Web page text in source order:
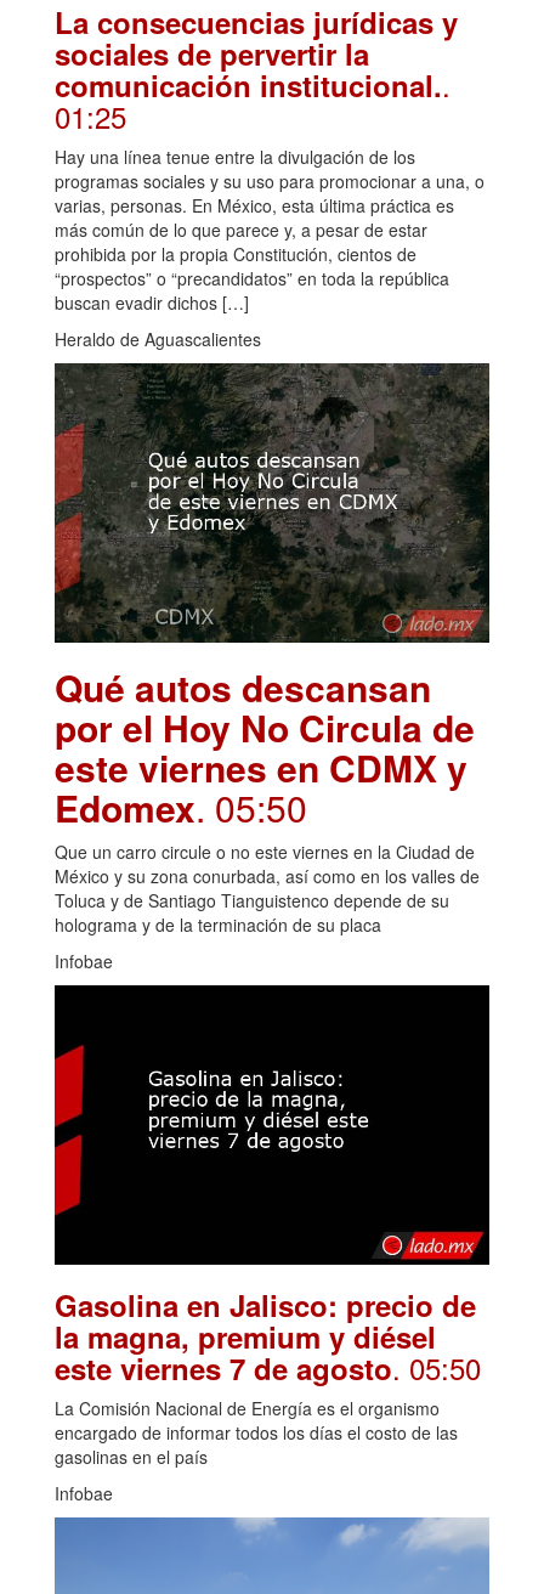
La consecuencias jurídicas y
sociales de pervertir la
comunicación institucional..
01:25
Hay una línea tenue entre la divulgación de los
programas sociales y su uso para promocionar a una, o
varias, personas. En México, esta última práctica es
más común de lo que parece y, a pesar de estar
prohibida por la propia Constitución, cientos de
“prospectos” o “precandidatos” en toda la república
buscan evadir dichos […]
Heraldo de Aguascalientes
Qué autos descansan
por el Hoy No Circula de
este viernes en CDMX y
Edomex. 05:50
Que un carro circule o no este viernes en la Ciudad de
México y su zona conurbada, así como en los valles de
Toluca y de Santiago Tianguistenco depende de su
holograma y de la terminación de su placa
Infobae
Gasolina en Jalisco: precio de
la magna, premium y diésel
este viernes 7 de agosto. 05:50
La Comisión Nacional de Energía es el organismo
encargado de informar todos los días el costo de las
gasolinas en el país
Infobae